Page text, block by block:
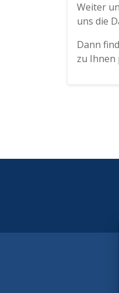
Weiter
uns die
Dann
zu Ihnen